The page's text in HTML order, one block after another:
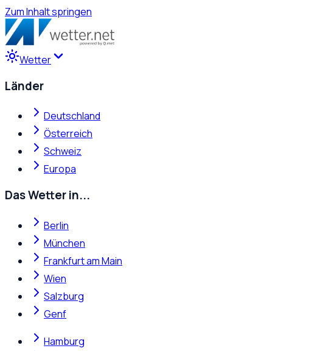
Zum Inhalt springen
Wetter
Länder
Deutschland
Österreich
Schweiz
Europa
Das Wetter in...
Berlin
München
Frankfurt am Main
Wien
Salzburg
Genf
Hamburg